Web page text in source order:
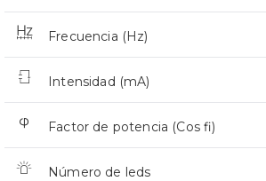
Frecuencia (Hz)
Intensidad (mA)
Factor de potencia (Cos fi)
Número de leds